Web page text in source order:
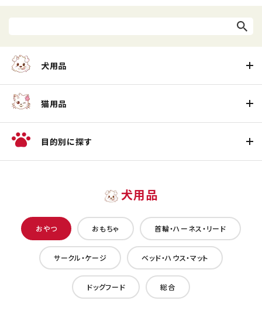
犬用品
猫用品
目的別に探す
犬用品
おやつ おもちゃ 首輪・ハーネス・リード
サークル・ケージ ベッド・ハウス・マット
ドッグフード 総合